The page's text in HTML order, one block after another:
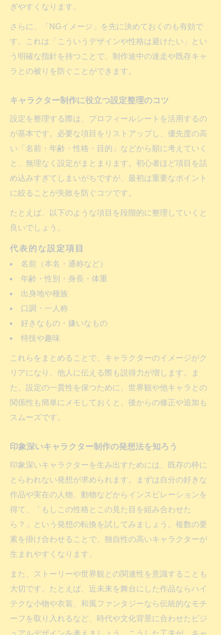
ぎやすくなります。
さらに、「NGイメージ」を先に決めておくのも有効で
す。これは「こういうデザインや性格は避けたい」とい
う明確な指針を持つことで、制作途中の迷走や既存キャ
ラとの被りを防ぐことができます。
キャラクター制作に役立つ設定整理のコツ
設定を整理する際は、プロフィールシートを活用するの
が基本です。必要な項目をリストアップし、優先度の高
い「名前・年齢・性格・目的」などから順に考えていく
と、無理なく設定がまとまります。初心者ほど項目を詰
め込みすぎてしまいがちですが、最初は重要なポイント
に絞ることが失敗を防ぐコツです。
たとえば、以下のような項目を段階的に整理していくと
良いでしょう。
代表的な設定項目
名前（本名・通称など）
年齢・性別・身長・体重
出身地や種族
口調・一人称
好きなもの・嫌いなもの
特技や趣味
これらをまとめることで、キャラクターのイメージがク
リアになり、他人に伝える際も説得力が増します。ま
た、設定の一貫性を保つために、世界観や他キャラとの
関係性も簡単にメモしておくと、後からの修正や追加も
スムーズです。
印象深いキャラクター制作の発想法を知ろう
印象深いキャラクターを生み出すためには、既存の枠に
とらわれない発想が求められます。まずは自分の好きな
作品や実在の人物、動物などからインスピレーションを
得て、「もしこの性格とこの見た目を組み合わせた
ら？」という発想の転換を試してみましょう。複数の要
素を掛け合わせることで、独自性の高いキャラクターが
生まれやすくなります。
また、ストーリーや世界観との関連性を意識することも
大切です。たとえば、近未来を舞台にした作品ならハイ
テクな小物や衣装、和風ファンタジーなら伝統的なモチ
ーフを取り入れるなど、時代や文化背景に合わせたビジ
ュアルデザインを考えましょう。こうした工夫が、キャ